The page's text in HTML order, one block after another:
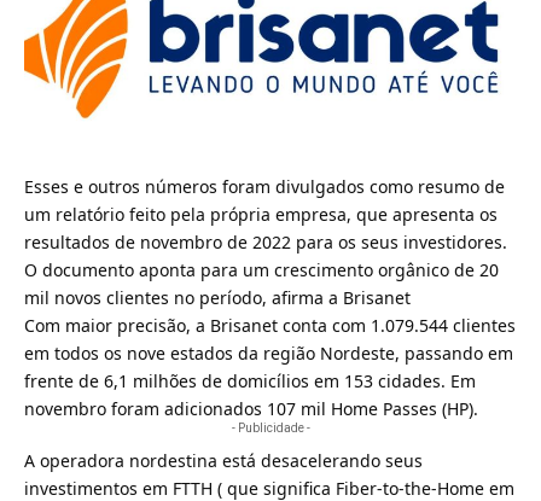
Esses e outros números foram divulgados como resumo de
um relatório feito pela própria empresa, que apresenta os
resultados de novembro de 2022 para os seus investidores.
O documento aponta para um crescimento orgânico de 20
mil novos clientes no período, afirma a Brisanet
Com maior precisão, a Brisanet conta com 1.079.544 clientes
em todos os nove estados da região Nordeste, passando em
frente de 6,1 milhões de domicílios em 153 cidades. Em
novembro foram adicionados 107 mil Home Passes (HP).
- Publicidade -
A operadora nordestina está desacelerando seus
investimentos em FTTH ( que significa Fiber-to-the-Home em